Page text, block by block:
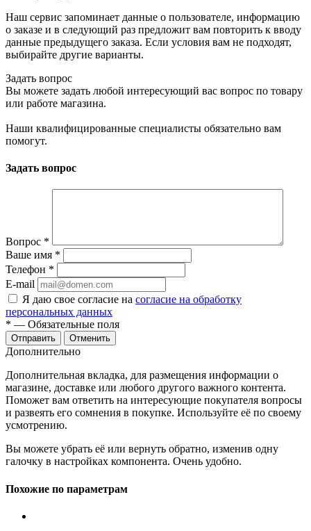
Наш сервис запоминает данные о пользователе, информацию
о заказе и в следующий раз предложит вам повторить к вводу
данные предыдущего заказа. Если условия вам не подходят,
выбирайте другие варианты.
Задать вопрос
Вы можете задать любой интересующий вас вопрос по товару
или работе магазина.
Наши квалифицированные специалисты обязательно вам
помогут.
Задать вопрос
Вопрос *
Ваше имя *
Телефон *
E-mail
Я даю свое согласие на согласие на обработку
персональных данных
* — Обязательные поля
Отменить
Дополнительно
Дополнительная вкладка, для размещения информации о
магазине, доставке или любого другого важного контента.
Поможет вам ответить на интересующие покупателя вопросы
и развеять его сомнения в покупке. Используйте её по своему
усмотрению.
Вы можете убрать её или вернуть обратно, изменив одну
галочку в настройках компонента. Очень удобно.
Похожие по параметрам